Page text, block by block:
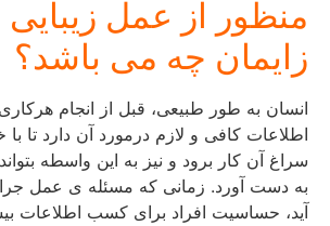
منظور از عمل زیبایی
زایمان چه می باشد؟
انسان به طور طبیعی، قبل از انجام هرکاری
اطلاعات کافی و لازم درمورد آن دارد تا با
سراغ آن کار برود و نیز به این واسطه بتواند
به دست آورد. زمانی که مسئله ی عمل
آید، حساسیت افراد برای کسب اطلاعات